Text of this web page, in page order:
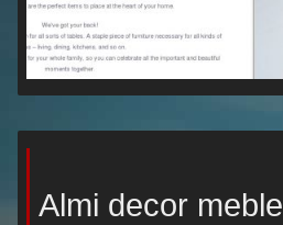
Almi decor meble